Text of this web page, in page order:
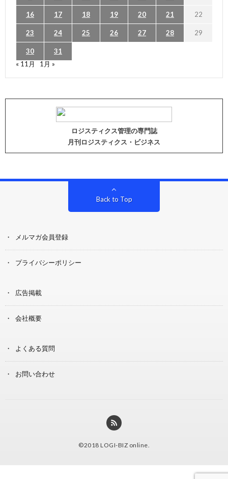
16 17 18 19 20 21 22
23 24 25 26 27 28 29
30
31
« 11月
1月 »
ロジスティクス管理の専門誌
月刊ロジスティクス・ビジネス
Back to Top
メルマガ会員登録
プライバシーポリシー
広告掲載
会社概要
よくある質問
お問い合わせ
©2018 LOGI-BIZ online.